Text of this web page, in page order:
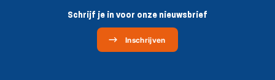
Schrijf je in voor onze nieuwsbrief
Inschrijven